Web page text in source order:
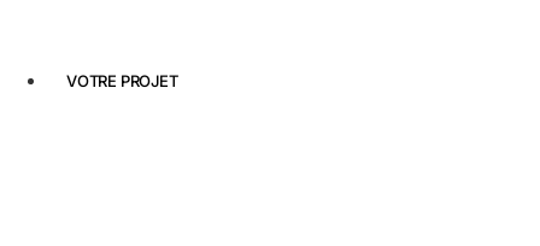
VOTRE PROJET